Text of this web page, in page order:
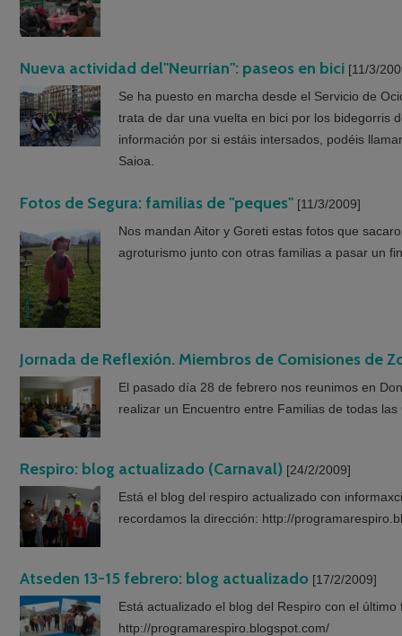
Nueva actividad del"Neurrian": paseos en bici [11/3/
Se ha puesto en marcha desde el Servicio de
trata de dar una vuelta en bici por los bidegorris
información por si estáis intersados, podéis
Saioa.
Fotos de Segura: familias de "peques" [11/3/2009]
Nos mandan Aitor y Goreti estas fotos que
agroturismo junto con otras familias a pasar un
Jornada de Reflexión. Miembros de Comisiones de
El pasado día 28 de febrero nos reunimos en
realizar un Encuentro entre Familias de todas
Respiro: blog actualizado (Carnaval) [24/2/2009]
Está el blog del respiro actualizado con
recordamos la dirección: http://
Atseden 13-15 febrero: blog actualizado [17/2/2009]
Está actualizado el blog del Respiro con el
http://programarespiro.blogspot.com/